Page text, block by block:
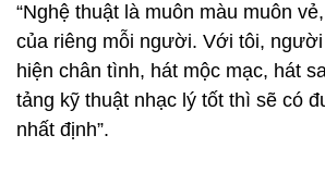
“Nghệ thuật là muôn màu muôn
của riêng mỗi người. Với tôi,
hiện chân tình, hát mộc mạc, hát
tảng kỹ thuật nhạc lý tốt thì sẽ có
nhất định”.